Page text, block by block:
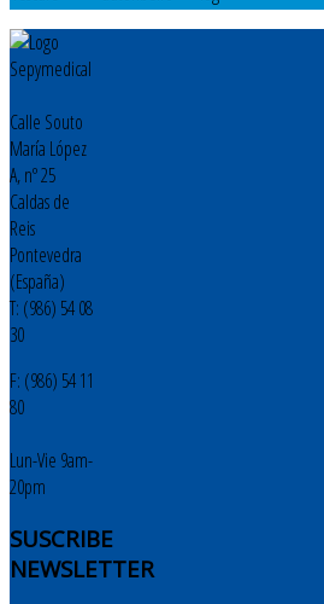
Calle Souto
María López
A, nº 25
Caldas de
Reis
Pontevedra
(España)
T: (986) 54 08
30
F: (986) 54 11
80
Lun-Vie 9am-
20pm
SUSCRIBE
NEWSLETTER